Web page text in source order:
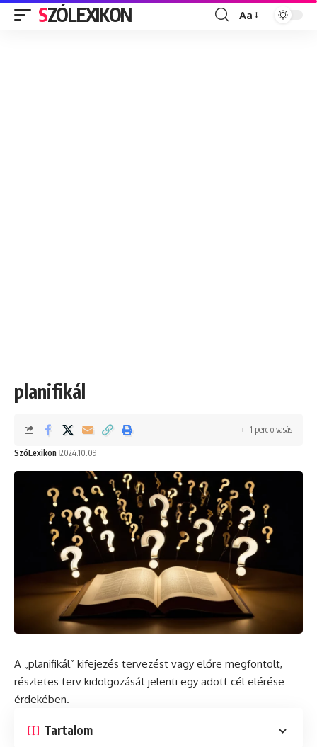
SZÓLEXIKON
Font
Aa
planifikál
SzóLexikon 2024.10.09.
1 perc olvasás
A „planifikál” kifejezés tervezést vagy előre megfontolt,
részletes terv kidolgozását jelenti egy adott cél elérése
érdekében.
Tartalom